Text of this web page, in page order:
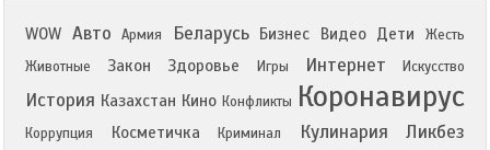
WOW Авто Армия Беларусь Бизнес Видео Дети
Жесть
Животные
Закон Здоровье Игры Интернет Искусство
История Казахстан Кино Конфликты Коронавирус
Коррупция Косметичка Криминал Кулинария Ликбез